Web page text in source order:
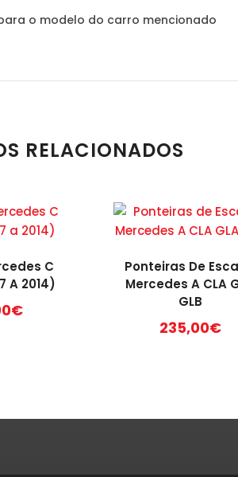
o modelo do carro mencionado
RELACIONADOS
C
A 2014)
€
Ponteiras De
Mercedes A CLA
GLB
235,00€